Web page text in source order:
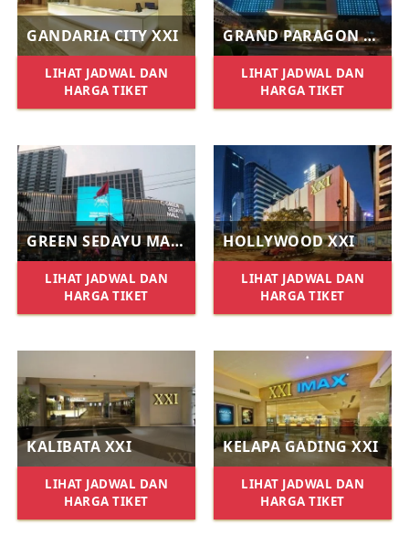
GANDARIA CITY XXI
LIHAT JADWAL DAN
HARGA TIKET
GRAND PARAGON XXI
LIHAT JADWAL DAN
HARGA TIKET
GREEN SEDAYU MALL XXI
LIHAT JADWAL DAN
HARGA TIKET
HOLLYWOOD XXI
LIHAT JADWAL DAN
HARGA TIKET
KALIBATA XXI
LIHAT JADWAL DAN
HARGA TIKET
KELAPA GADING XXI
LIHAT JADWAL DAN
HARGA TIKET